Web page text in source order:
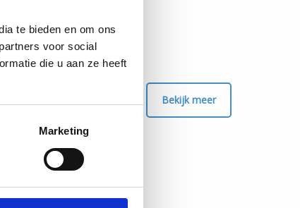
te bieden en om ons
voor social
die u aan ze heeft
Marketing
Bekijk meer